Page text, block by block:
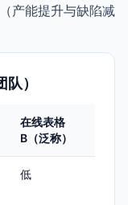
产能提升与缺陷减
）
在线表格
B（泛称）
低